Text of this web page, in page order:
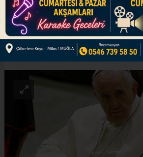
Cumartesi günü yerel saat ile
yapılacak.